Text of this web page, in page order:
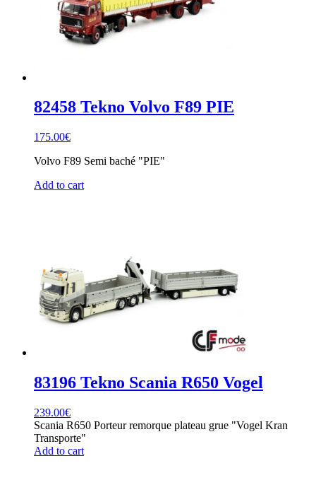
82458 Tekno Volvo F89 PIE
175.00€
Volvo F89 Semi baché "PIE"
Add to cart
83196 Tekno Scania R650 Vogel
239.00€
Scania R650 Porteur remorque plateau grue "Vogel Kran
Transporte"
Add to cart